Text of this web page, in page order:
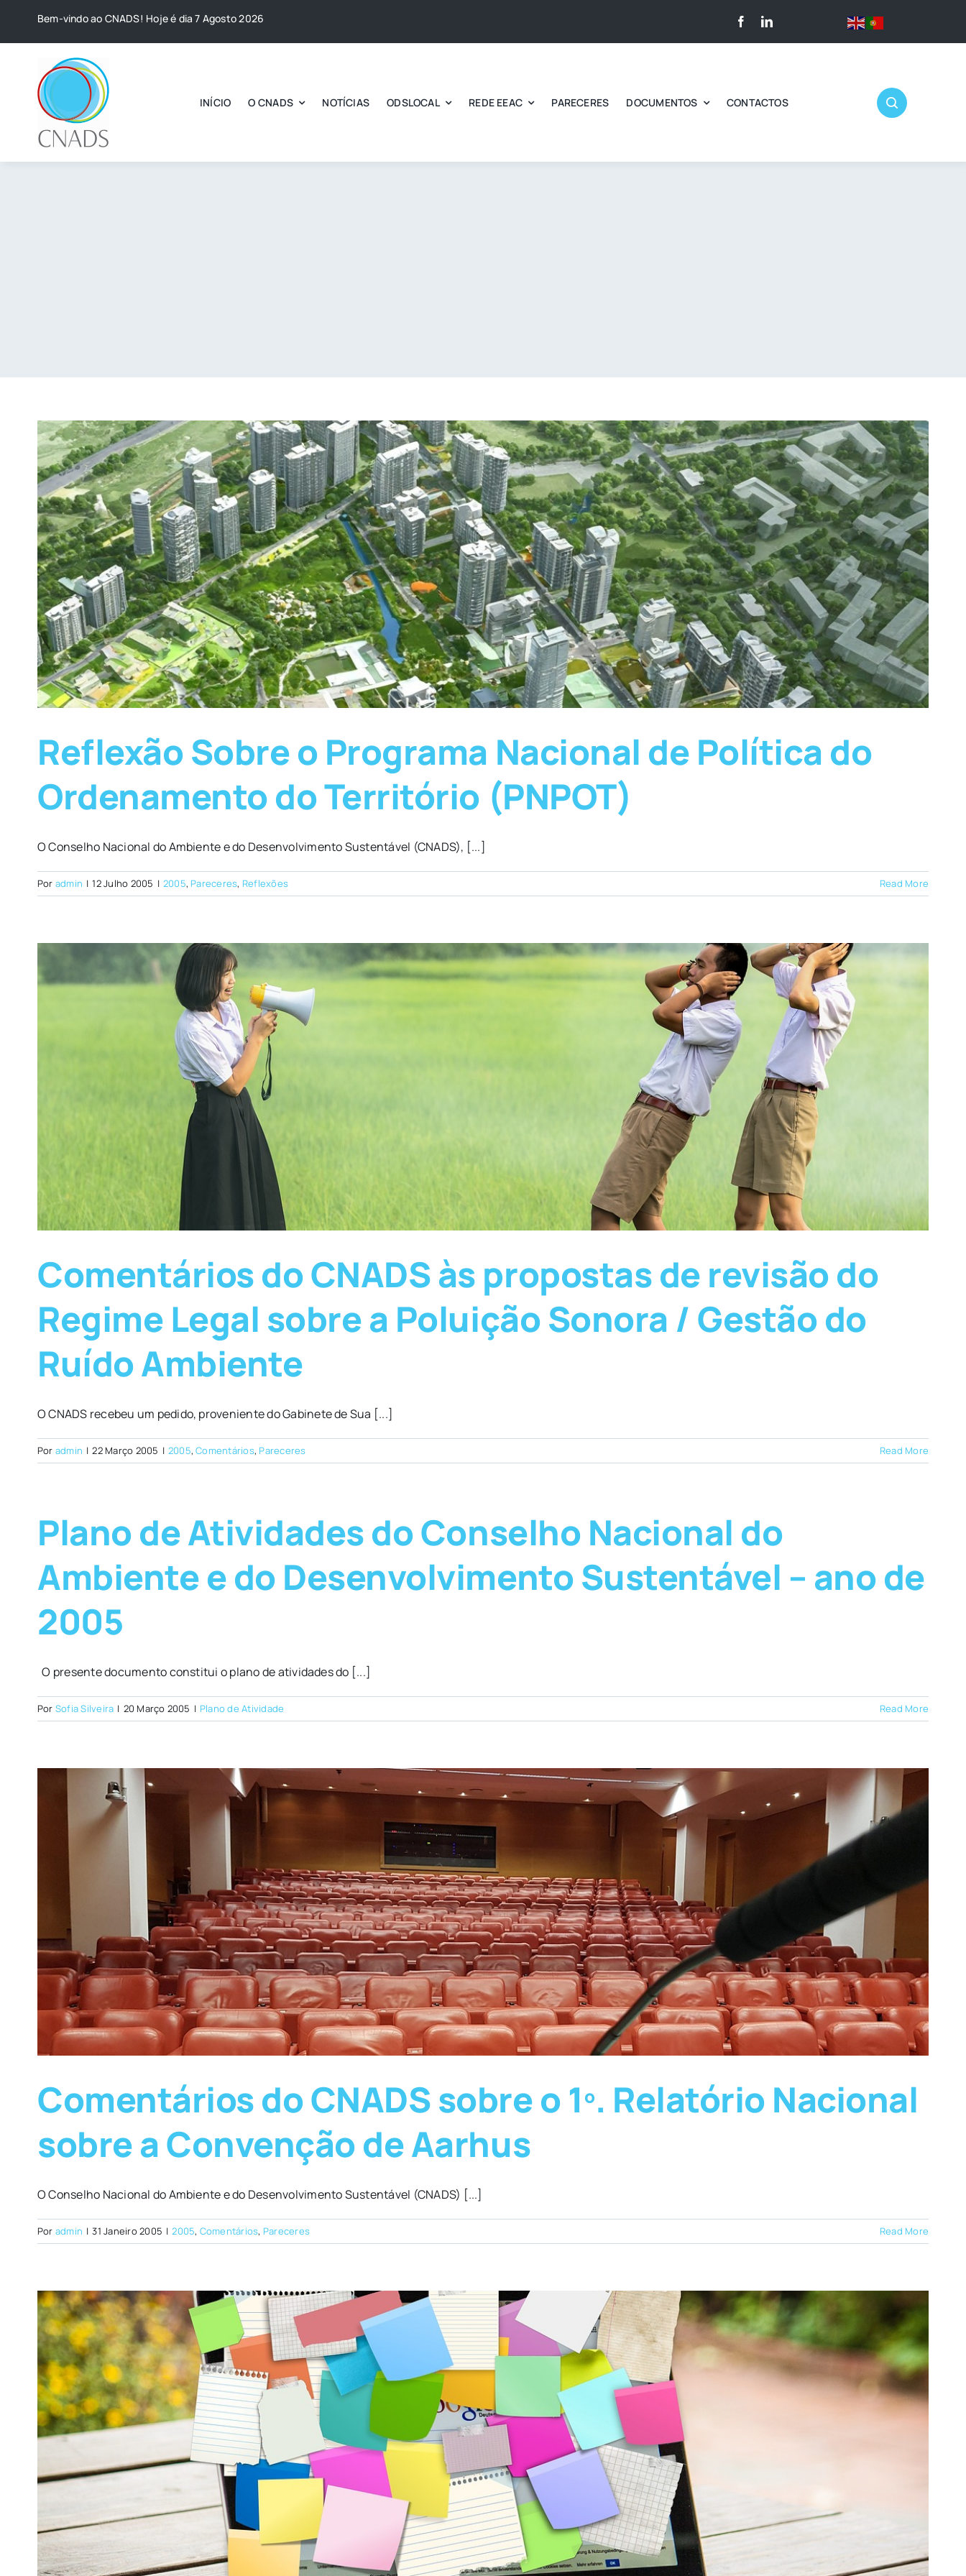
Bem-vindo ao CNADS! Hoje é dia 7 Agosto 2026
INÍCIO O CNADS NOTÍCIAS ODSLOCAL REDE EEAC PARECERES DOCUMENTOS CONTACTOS
Reflexão Sobre o Programa Nacional de Política do
Ordenamento do Território (PNPOT)
O Conselho Nacional do Ambiente e do Desenvolvimento Sustentável (CNADS), [...]
Por admin | 12 Julho 2005 | 2005, Pareceres, Reflexões Read More
Comentários do CNADS às propostas de revisão do
Regime Legal sobre a Poluição Sonora / Gestão do
Ruído Ambiente
O CNADS recebeu um pedido, proveniente do Gabinete de Sua [...]
Por admin | 22 Março 2005 | 2005,Comentários, Pareceres Read More
Plano de Atividades do Conselho Nacional do
Ambiente e do Desenvolvimento Sustentável – ano de
2005
O presente documento constitui o plano de atividades do [...]
Por Sofia Silveira | 20 Março 2005 | Plano de Atividade Read More
Comentários do CNADS sobre o 1º. Relatório Nacional
sobre a Convenção de Aarhus
O Conselho Nacional do Ambiente e do Desenvolvimento Sustentável (CNADS) [...]
Por admin | 31 Janeiro 2005 | 2005, Comentários, Pareceres Read More